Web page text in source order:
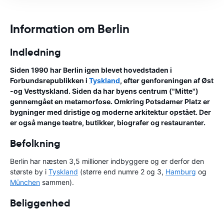
Information om Berlin
Indledning
Siden 1990 har Berlin igen blevet hovedstaden i
Forbundsrepublikken i Tyskland, efter genforeningen af Øst
-og Vesttyskland. Siden da har byens centrum ("Mitte")
gennemgået en metamorfose. Omkring Potsdamer Platz er
bygninger med dristige og moderne arkitektur opstået. Der
er også mange teatre, butikker, biografer og restauranter.
Befolkning
Berlin har næsten 3,5 millioner indbyggere og er derfor den
største by i Tyskland (større end numre 2 og 3, Hamburg og
München sammen).
Beliggenhed